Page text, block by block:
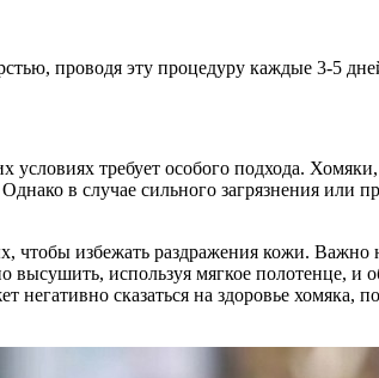
проводя эту процедуру каждые 3-5
требует особого подхода.
в случае сильного загрязнения или
избежать раздражения кожи. Важно
высушить, используя мягкое полотенце, и
сказаться на здоровье хомяка,